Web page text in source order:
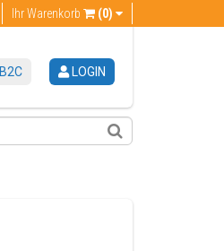
Ihr Warenkorb (0)
B2C LOGIN